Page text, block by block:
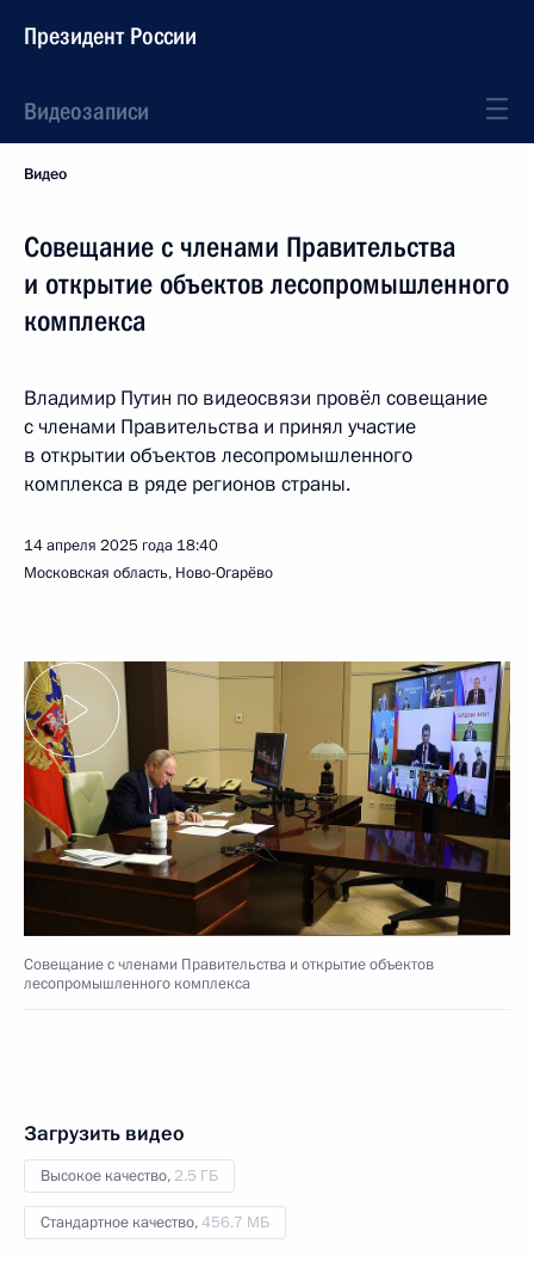
Президент России
Видеозаписи
Видео
Совещание с членами Правительства
и открытие объектов лесопромышленного
комплекса
Владимир Путин по видеосвязи провёл совещание
с членами Правительства и принял участие
в открытии объектов лесопромышленного
комплекса в ряде регионов страны.
14 апреля 2025 года 18:40
Московская область, Ново-Огарёво
Совещание с членами Правительства и открытие объектов
лесопромышленного комплекса
Загрузить видео
Высокое качество, 2.5 ГБ
Стандартное качество,456.7 МБ